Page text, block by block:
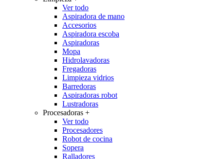
Ver todo
Aspiradora de mano
Accesorios
Aspiradora escoba
Aspiradoras
Mopa
Hidrolavadoras
Fregadoras
Limpieza vidrios
Barredoras
Aspiradoras robot
Lustradoras
Procesadoras +
Ver todo
Procesadores
Robot de cocina
Sopera
Ralladores